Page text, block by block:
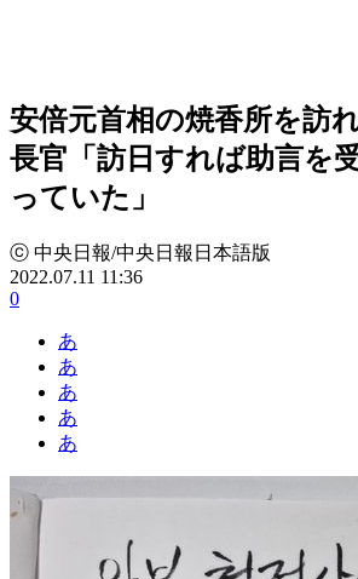
安倍元首相の焼香所を訪
長官「訪日すれば助言を
っていた」
ⓒ 中央日報/中央日報日本語版
2022.07.11 11:36
0
あ
あ
あ
あ
あ